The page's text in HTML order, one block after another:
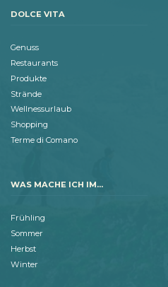
DOLCE VITA
Genuss
Restaurants
Produkte
Strände
Wellnessurlaub
Shopping
Terme di Comano
WAS MACHE ICH IM...
Frühling
Sommer
Herbst
Winter